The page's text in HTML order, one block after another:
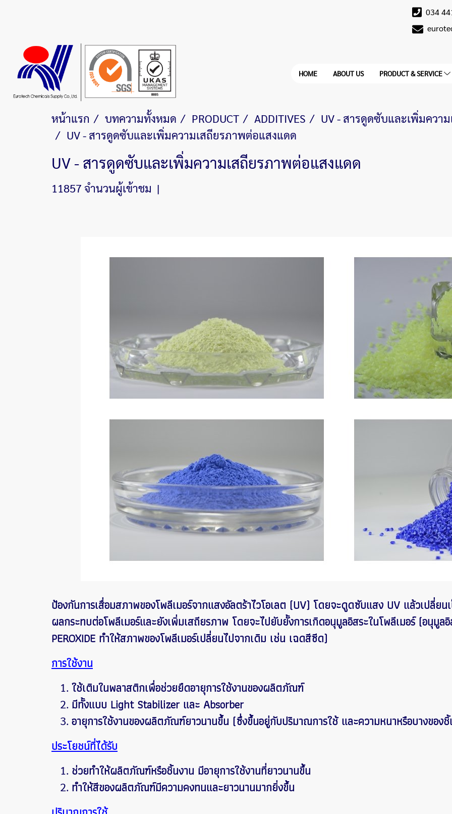
034
HOME ABOUT US PRODUCT & SERVICE
หน้าแรก บทความทั้งหมด PRODUCT ADDITIVES
UV - สารดูดซับและเพิ่มควา
UV - สารดูดซับและเพิ่มความเสถียรภาพต่อแสงแดด
UV - สารดูดซับและเพิ่มความเสถียรภาพต่อแสงแดด
11857 จำนวนผู้เข้าชม |
ป้องกันการเสื่อมสภาพของโพลีเมอร์จากแสงอัลตร้าไวโอเลต (UV) โดยจะดูดซับแสง UV แล้วเปลี่ย
ผลกระทบต่อโพลีเมอร์และยังเพิ่มเสถียรภาพ โดยจะไปยับยั้งการเกิดอนุมูลอิสระในโพลีเมอร์ (อนุมูล
PEROXIDE ทำให้สภาพของโพลีเมอร์เปลี่ยนไปจากเดิม เช่น เฉดสีซีด)
การใช้งาน
ใช้เติมในพลาสติกเพื่อช่วยยืดอายุการใช้งานของผลิตภัณฑ์
มีทั้งแบบ Light Stabilizer และ Absorber
อายุการใช้งานของผลิตภัณฑ์ยาวนานขึ้น (ซึ่งขึ้นอยู่กับปริมาณการใช้ และความหนาหรือบางของ
ประโยชน์ที่ได้รับ
ช่วยทำให้ผลิตภัณฑ์หรือชิ้นงาน มีอายุการใช้งานที่ยาวนานขึ้น
ทำให้สีของผลิตภัณฑ์มีความคงทนและยาวนานมากยิ่งขึ้น